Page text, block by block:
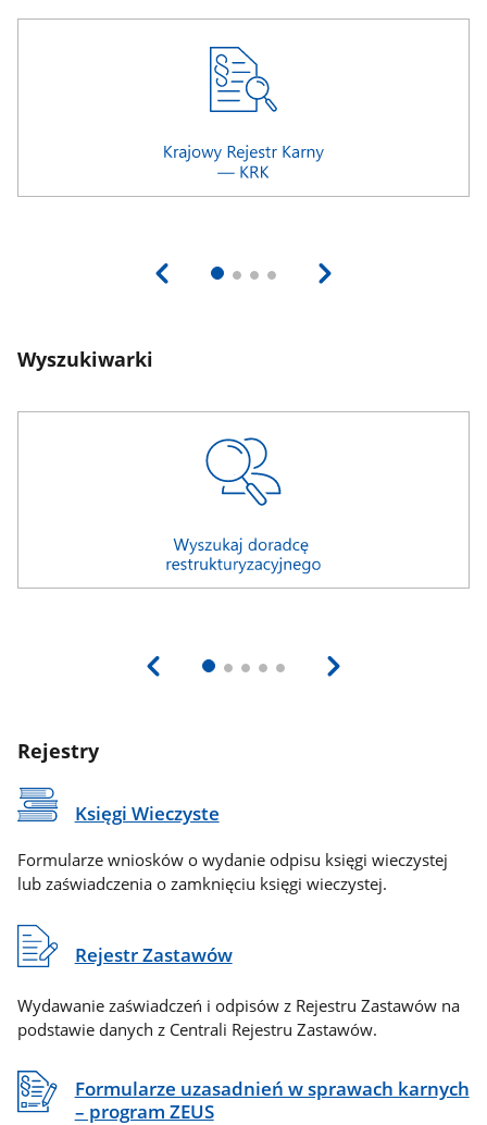
Wyszukiwarki
Rejestry
Księgi Wieczyste
Formularze wniosków o wydanie odpisu księgi wieczystej
lub zaświadczenia o zamknięciu księgi wieczystej.
Rejestr Zastawów
Wydawanie zaświadczeń i odpisów z Rejestru Zastawów na
podstawie danych z Centrali Rejestru Zastawów.
Formularze uzasadnień w sprawach karnych
– program ZEUS